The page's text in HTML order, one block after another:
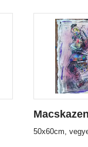
50x60cm,